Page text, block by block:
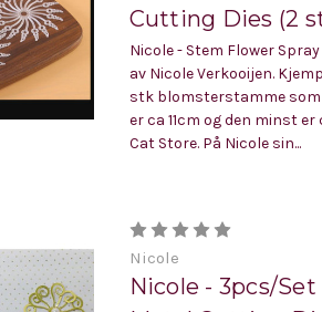
Cutting Dies (2
Nicole - Stem Flower
av Nicole Verkooijen.
stk blomsterstamme som
er ca 11cm og den minst
Cat Store. På Nicole sin...
Nicole
Nicole - 3pcs/